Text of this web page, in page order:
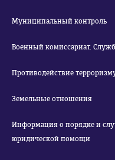
Муниципальный контроль
Военный комиссариат.
Противодействие
Земельные отношения
Информация о порядке и
юридической помощи